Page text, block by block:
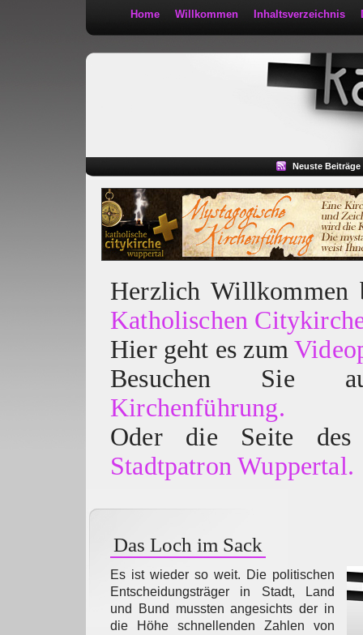
Home Willkommen Inhaltsverzeichnis
Neuste Beiträge
Herzlich
Katholischen
Hier geht es zum
Besuchen
Kirchenführung.
Oder die Seite des
Stadtpatron Wuppertal.
Das Loch im Sack
Es ist wieder so weit. Die politischen
Entscheidungsträger in Stadt, Land
und Bund mussten angesichts der in
die Höhe schnellenden Zahlen von